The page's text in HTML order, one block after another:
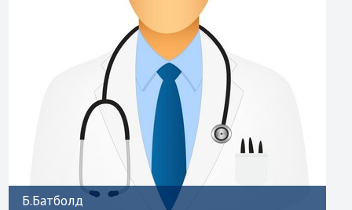
Б.Батболд